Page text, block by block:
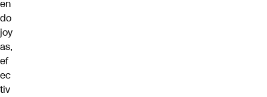
en
do
joy
as,
ef
ec
tiv